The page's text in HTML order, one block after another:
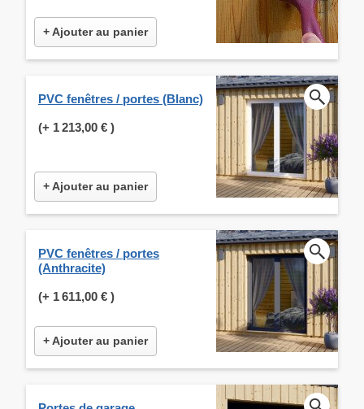
+ Ajouter au panier
PVC fenêtres / portes (Blanc)
(+ 1 213,00 € )
+ Ajouter au panier
PVC fenêtres / portes
(Anthracite)
(+ 1 611,00 € )
+ Ajouter au panier